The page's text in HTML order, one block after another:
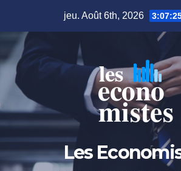
content
jeu. Août 6th, 2026
Les